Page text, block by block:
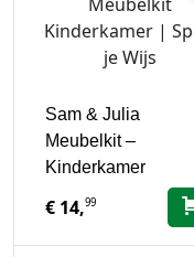
Sam & Julia
Meubelkit –
Kinderkamer
€ 14,99